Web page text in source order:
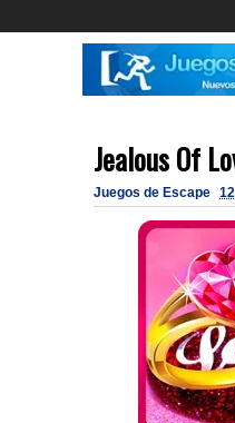
Jealous Of
Juegos de Escape